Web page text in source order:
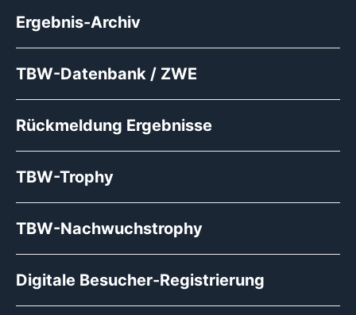
Ergebnis-Archiv
TBW-Datenbank / ZWE
Rückmeldung Ergebnisse
TBW-Trophy
TBW-Nachwuchstrophy
Digitale Besucher-Registrierung